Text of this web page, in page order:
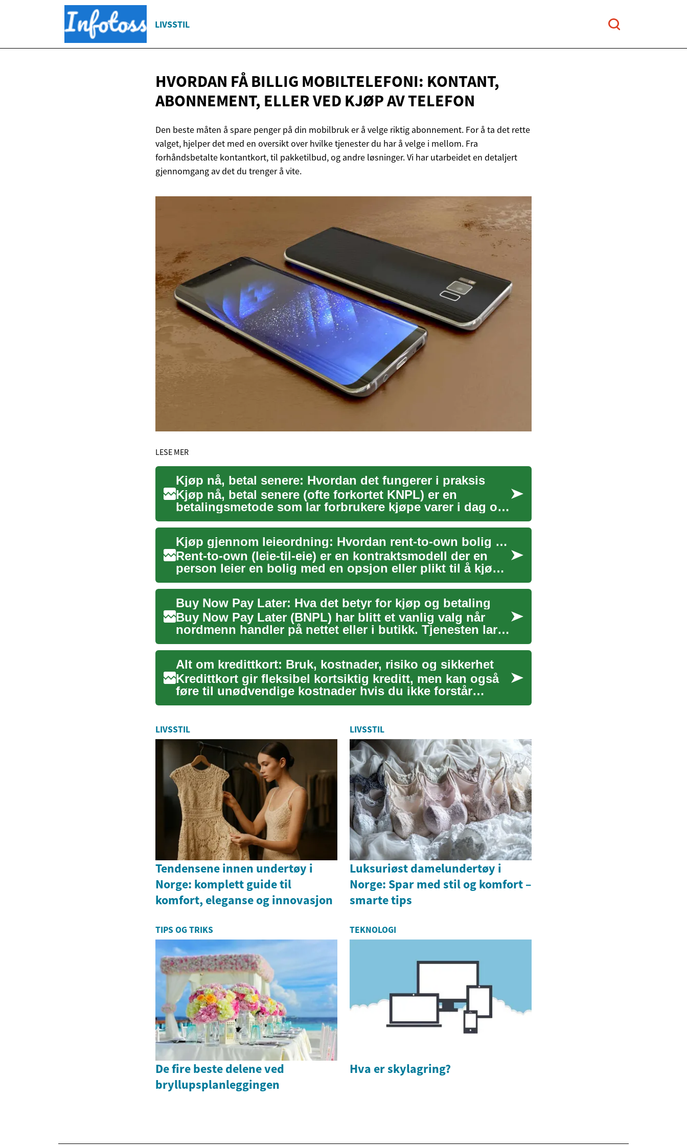
LIVSSTIL
HVORDAN FÅ BILLIG MOBILTELEFONI: KONTANT,
ABONNEMENT, ELLER VED KJØPAV TELEFON
Den beste måten å spare penger på din mobilbruk er å velge riktig abonnement. For å ta det rette
valget, hjelper det med en oversikt over hvilke tjenester du har å velge i mellom. Fra
forhåndsbetalte kontantkort, til pakketilbud, og andre løsninger. Vi har utarbeidet en detaljert
gjennomgang av det du trenger å vite.
LESE MER
Kjøp nå, betal senere: Hvordan det fungerer i praksis
Kjøp nå, betal senere (ofte forkortet KNPL) er en
betalingsmetode som lar forbrukere kjøpe varer i dag og
utsette hel...
Kjøp gjennom leieordning: Hvordan rent-to-own bolig fungerer
Rent-to-own (leie-til-eie) er en kontraktsmodell der en
person leier en bolig med en opsjon eller plikt til å kjøpe
d...
Buy Now Pay Later: Hva det betyr for kjøp og betaling
Buy Now Pay Later (BNPL) har blitt et vanlig valg når
nordmenn handler på nettet eller i butikk. Tjenesten lar
deg kj...
Alt om kredittkort: Bruk, kostnader, risiko og sikkerhet
Kredittkort gir fleksibel kortsiktig kreditt, men kan også
føre til unødvendige kostnader hvis du ikke forstår
renter...
LIVSSTIL
Tendensene innen undertøy i
Norge: komplett guide til
komfort, eleganse og innovasjon
LIVSSTIL
Luksuriøst damelundertøy i
Norge: Spar med stil og komfort –
smarte tips
TIPS OG TRIKS
De fire beste delene ved
bryllupsplanleggingen
TEKNOLOGI
Hva er skylagring?